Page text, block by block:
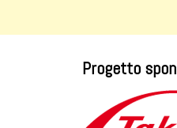
Progetto